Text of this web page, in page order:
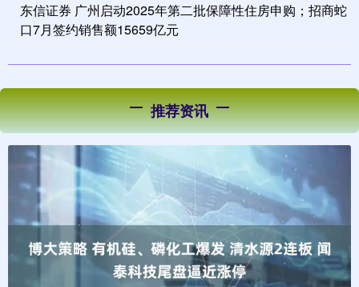
东信证券 广州启动2025年第二批保障性住房申购；招商蛇
口7月签约销售额15659亿元
推荐资讯